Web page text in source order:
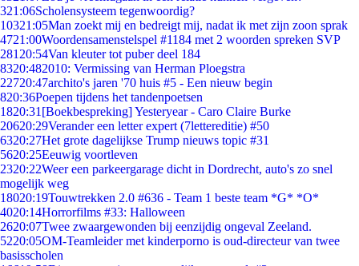
321:06Scholensysteem tegenwoordig?
10321:05Man zoekt mij en bedreigt mij, nadat ik met zijn zoon sprak
4721:00Woordensamenstelspel #1184 met 2 woorden spreken SVP
281 20:54Van kleuter tot puber deel 184
8320:482010: Vermissing van Herman Ploegstra
22720:47archito's jaren '70 huis #5 - Een nieuw begin
820:36Poepen tijdens het tandenpoetsen
1820:31 [Boekbespreking] Yesteryear - Caro Claire Burke
20620:29Verander een letter expert (7lettereditie) #50
6320:27Het grote dagelijkse Trump nieuws topic #31
5620:25Eeuwig voortleven
2320:22Weer een parkeergarage dicht in Dordrecht, auto's zo snel
mogelijk weg
18020:19Touwtrekken 2.0 #636 - Team 1 beste team *G* *O*
4020:14Horrorfilms #33: Halloween
2620:07Twee zwaargewonden bij eenzijdig ongeval Zeeland.
5220:05OM-Teamleider met kinderporno is oud-directeur van twee
basisscholen